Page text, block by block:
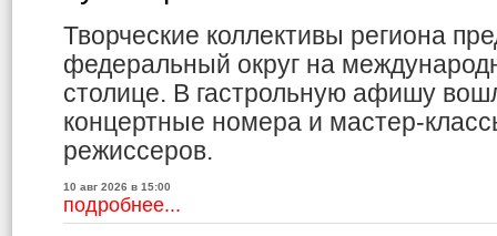
Творческие коллективы региона
федеральный округ на
столице. В гастрольную афишу
концертные номера и мастер-
режиссеров.
10 авг 2026 в 15:00
подробнее...